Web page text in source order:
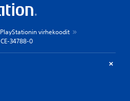
PlayStationin virhekoodit
CE-34788-0